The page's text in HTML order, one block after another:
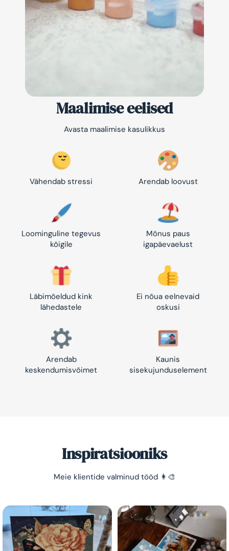
Maalimise eelised
Avasta maalimise kasulikkus
Vähendab stressi Arendab loovust
Loominguline tegevus
kõigile
Mõnus paus
igapäevaelust
Läbimõeldud kink
lähedastele
Ei nõua eelnevaid
oskusi
Arendab
keskendumisvõimet
Kaunis
sisekujunduselement
Inspiratsiooniks
Meie klientide valminud tööd 👩‍🎨
Säästa -10%!